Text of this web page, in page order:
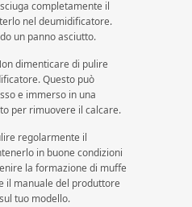
completamente il
nel deumidificatore.
un panno asciutto.
dimenticare di pulire
Questo può
e immerso in una
per rimuovere il calcare.
regolarmente il
in buone condizioni
la formazione di muffe
il manuale del produttore
tuo modello.